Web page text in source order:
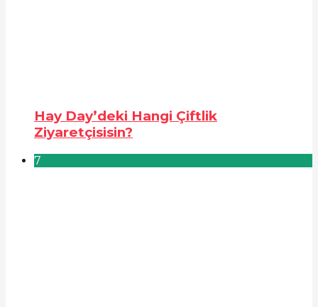
Hay Day’deki Hangi Çiftlik
Ziyaretçisisin?
7